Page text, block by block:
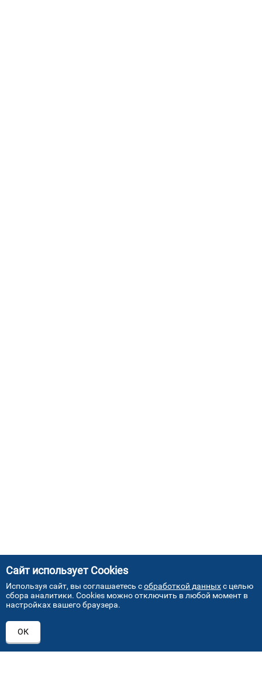
АДРЕСА НАШИХ СЕРВИСНЫХ
Сайт использует Cookies
Используя сайт, вы соглашаетесь собработкой данныхс целью
сбора аналитики. Cookies можно отключить в любой момент в
настройках вашего браузера.
ОК